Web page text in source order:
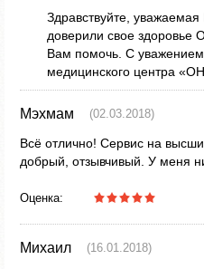
Здравствуйте,
доверили свое здоровье
Вам помочь. С
медицинского центра
Мэхмам (02.03.2018)
Всё отлично! Сервис на
добрый, отзывчивый. У меня
Оценка:
Михаил (16.01.2018)